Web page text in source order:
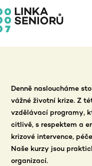
Denně nasloucháme
vážné životní krize. Z
vzdělávací programy,
citlivě, s respektem a
krizové intervence,
Naše kurzy jsou
organizací.